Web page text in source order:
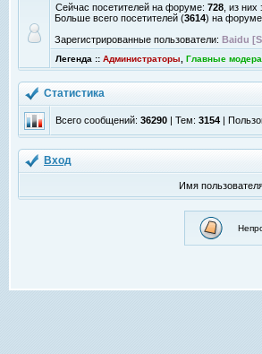
Сейчас посетителей на форуме: 728 , из
Больше всего посетителей (3614) на форуме
Зарегистрированные пользователи: Baidu
Легенда :: Администраторы Главные
Статистика
Всего сообщений: 36290 | Тем: 3154 |
Вход
Имя